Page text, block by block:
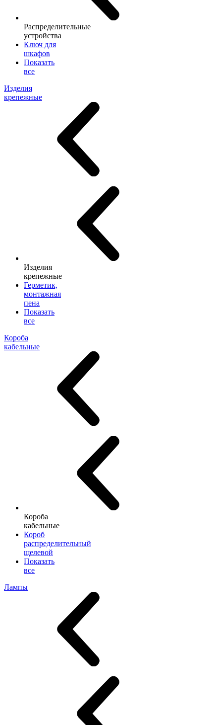
Распределительные
устройства
Ключ для
шкафов
Показать
все
Изделия
крепежные
Изделия
крепежные
Герметик,
монтажная
пена
Показать
все
Короба
кабельные
Короба
кабельные
Короб
распределительный
щелевой
Показать
все
Лампы